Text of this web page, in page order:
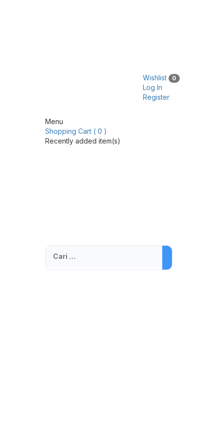
Wishlist 0
Log In
Register
Menu
Shopping Cart ( 0 )
Recently added item(s)
Cari
untuk: